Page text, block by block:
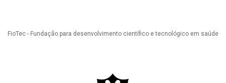
FioTec - Fundação para desenvolvimento científico e tecnológico em saúde